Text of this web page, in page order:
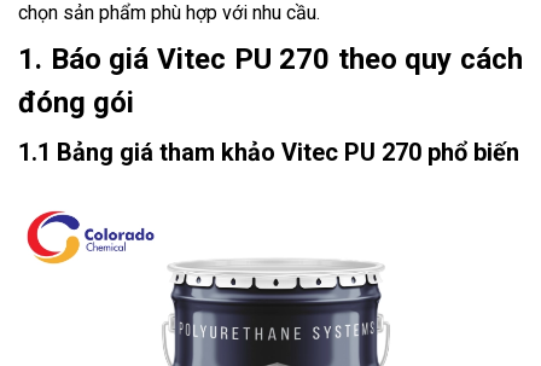
chọn sản phẩm phù hợp với nhu cầu.
1. Báo giá Vitec PU 270 theo quy cách
đóng gói
1.1 Bảng giá tham khảo Vitec PU 270 phổ biến